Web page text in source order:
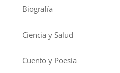
Biografía
Ciencia y Salud
Cuento y Poesía